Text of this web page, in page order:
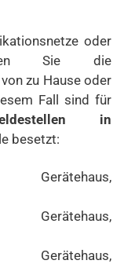
oder
Sie die
zu Hause oder
Fall sind für
in
besetzt:
Gerätehaus,